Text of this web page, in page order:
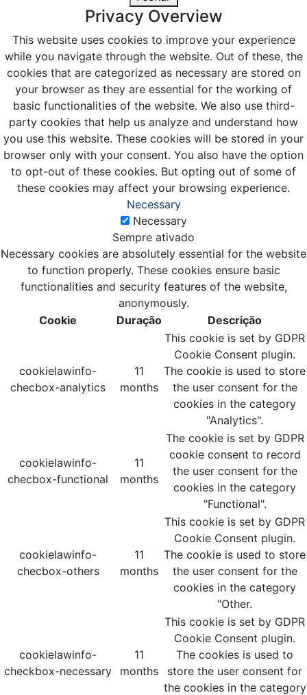
Privacy Overview
This website uses cookies to improve your experience
while you navigate through the website. Out of these, the
cookies that are categorized as necessary are stored on
your browser as they are essential for the working of
basic functionalities of the website. We also use third-
party cookies that help us analyze and understand how
you use this website. These cookies will be stored in your
browser only with your consent. You also have the option
to opt-out of these cookies. But opting out of some of
these cookies may affect your browsing experience.
Necessary
Necessary
Sempre ativado
Necessary cookies are absolutely essential for the website
to function properly. These cookies ensure basic
functionalities and security features of the website,
anonymously.
Cookie
Duração Descrição
cookielawinfo-
checbox-analytics
11
months
This cookie is set by GDPR
Cookie Consent plugin.
The cookie is used to store
the user consent for the
cookies in the category
"Analytics".
cookielawinfo-
checbox-functional
11
months
The cookie is set by GDPR
cookie consent to record
the user consent for the
cookies in the category
"Functional".
cookielawinfo-
checbox-others
11
months
This cookie is set by GDPR
Cookie Consent plugin.
The cookie is used to store
the user consent for the
cookies in the category
"Other.
cookielawinfo-
checkbox-necessary
11
months
This cookie is set by GDPR
Cookie Consent plugin.
The cookies is used to
store the user consent for
the cookies in the category